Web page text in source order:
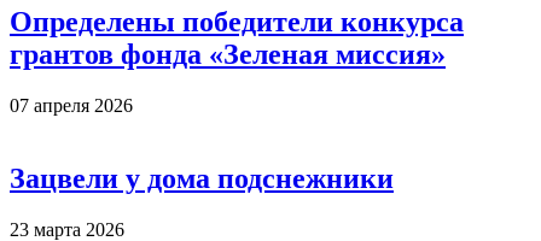
Определены победители конкурса
грантов фонда «Зеленая миссия»
07 апреля 2026
Зацвели у дома подснежники
23 марта 2026